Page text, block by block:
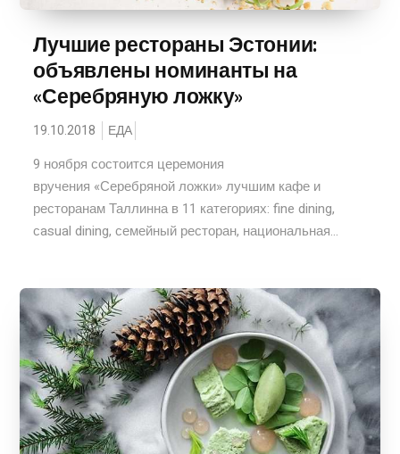
Лучшие рестораны Эстонии:
объявлены номинанты на
«Серебряную ложку»
19.10.2018 ЕДА
9 ноября состоится церемония
вручения «Серебряной ложки» лучшим кафе и
ресторанам Таллинна в 11 категориях: fine dining,
сasual dining, семейный ресторан, национальная...